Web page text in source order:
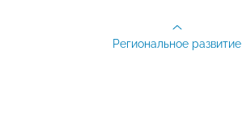
Региональное развитие